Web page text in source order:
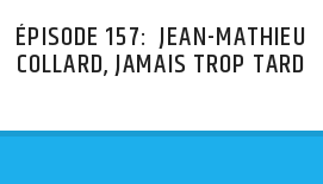
ÉPISODE 157: JEAN-MATHIEU
COLLARD, JAMAIS TROP TARD